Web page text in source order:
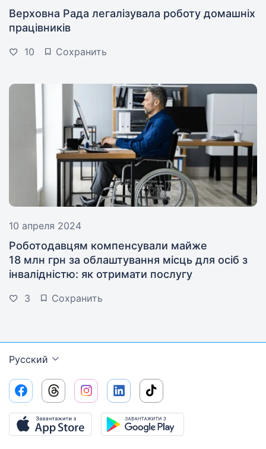
Верховна Рада легалізувала роботу домашніх
працівників
10 Сохранить
10 апреля 2024
Роботодавцям компенсували майже
18 млн грн за облаштування місць для осіб з
інвалідністю: як отримати послугу
3 Сохранить
Русский